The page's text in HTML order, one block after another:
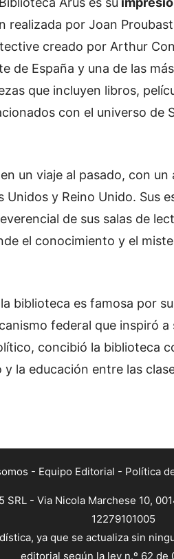
realizada por Joan
creado por Arthur
de España y una de las
que incluyen libros,
con el universo de
un viaje al pasado, con un
y Reino Unido. Sus
de sus salas de
el conocimiento y el
biblioteca es famosa por
federal que inspiró a
concibió la biblioteca
la educación entre las
- Equipo Editorial - Política
- Via Nicola Marchese 10,
12279101005
ya que se actualiza sin
editorial según la ley n.º 62 de